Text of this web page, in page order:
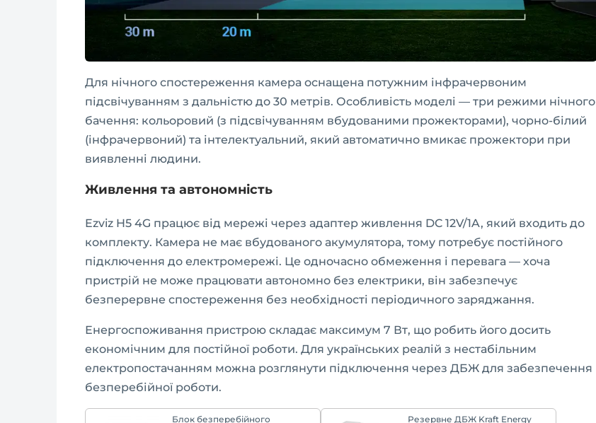
Для нічного спостереження камера оснащена потужним інфрачервоним
підсвічуванням з дальністю до 30 метрів. Особливість моделі — три режими нічного
бачення: кольоровий (з підсвічуванням вбудованими прожекторами), чорно-білий
(інфрачервоний) та інтелектуальний, який автоматично вмикає прожектори при
виявленні людини.
Живлення та автономність
Ezviz H5 4G працює від мережі через адаптер живлення DC 12V/1A, який входить до
комплекту. Камера не має вбудованого акумулятора, тому потребує постійного
підключення до електромережі. Це одночасно обмеження і перевага — хоча
пристрій не може працювати автономно без електрики, він забезпечує
безперервне спостереження без необхідності періодичного заряджання.
Енергоспоживання пристрою складає максимум 7 Вт, що робить його досить
економічним для постійної роботи. Для українських реалій з нестабільним
електропостачанням можна розглянути підключення через ДБЖ для забезпечення
безперебійної роботи.
Блок безперебійного Резервне ДБЖ Kraft Energy